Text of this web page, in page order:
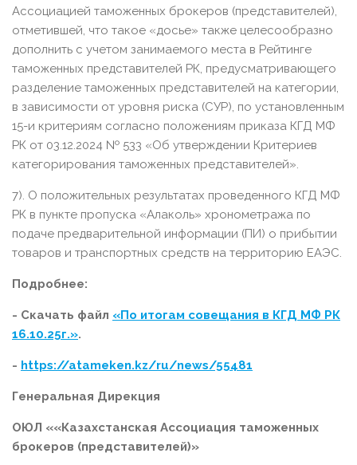
Ассоциацией таможенных брокеров (представителей),
отметившей, что такое «досье» также целесообразно
дополнить с учетом занимаемого места в Рейтинге
таможенных представителей РК, предусматривающего
разделение таможенных представителей на категории,
в зависимости от уровня риска (СУР), по установленным
15-и критериям согласно положениям приказа КГД МФ
РК от 03.12.2024 № 533 «Об утверждении Критериев
категорирования таможенных представителей».
7). О положительных результатах проведенного КГД МФ
РК в пункте пропуска «Алаколь» хронометража по
подаче предварительной информации (ПИ) о прибытии
товаров и транспортных средств на территорию ЕАЭС.
Подробнее:
- Скачать файл «По итогам совещания в КГД МФ РК
16.10.25г.».
- https://atameken.kz/ru/news/55481
Генеральная Дирекция
ОЮЛ ««Казахстанская Ассоциация таможенных
брокеров (представителей)»